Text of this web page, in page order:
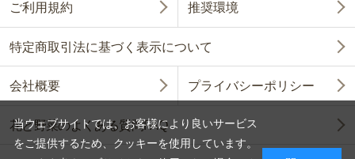
ご利用規約 推奨環境
特定商取引法に基づく表示について
会社概要 プライバシーポリシー
花と野菜のよくある質問FAQ
当ウェブサイトでは、お客様により良いサービス
をご提供するため、クッキーを使用しています。